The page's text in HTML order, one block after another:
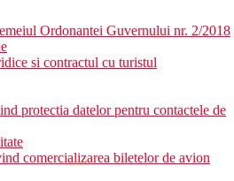
Ordonantei Guvernului nr. 2/2018
si contractul cu turistul
protectia datelor pentru contactele de
comercializarea biletelor de avion